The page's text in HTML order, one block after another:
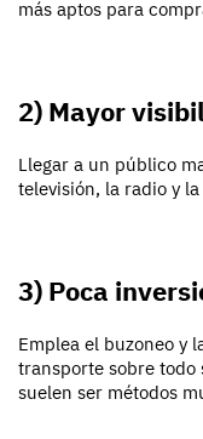
más aptos para
2) Mayor
Llegar a un público
televisión, la radio y
3) Poca
Emplea el buzoneo y
transporte sobre todo
suelen ser métodos